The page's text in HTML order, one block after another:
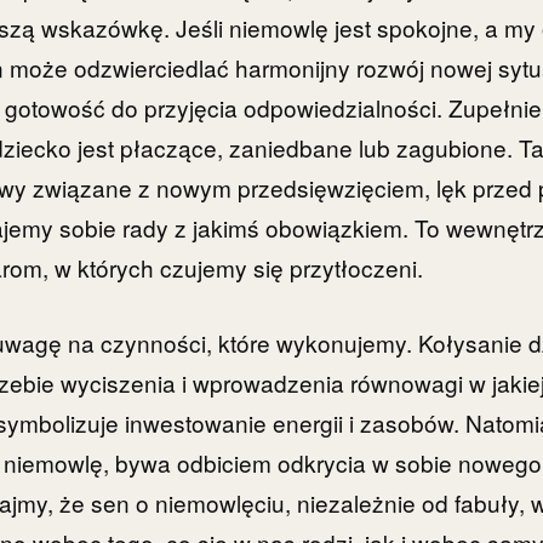
wskazówkę. Jeśli niemowlę jest spokojne, a
odzwierciedlać harmonijny rozwój nowej
do przyjęcia odpowiedzialności.
jest płaczące, zaniedbane lub zagubione.
związane z nowym przedsięwzięciem, lęk przed
sobie rady z jakimś obowiązkiem. To
w których czujemy się przytłoczeni.
na czynności, które wykonujemy. Kołysanie
wyciszenia i wprowadzenia równowagi w
inwestowanie energii i zasobów.
bywa odbiciem odkrycia w sobie
że sen o niemowlęciu, niezależnie od fabuły,